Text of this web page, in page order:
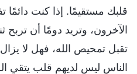
قلبك مستقيمًا. إذا كنت دائمًا
الآخرون، وتريد دومًا أن تربح
تقبل تمحيص الله، فهل لا
الناس ليس لديهم قلب يتقي